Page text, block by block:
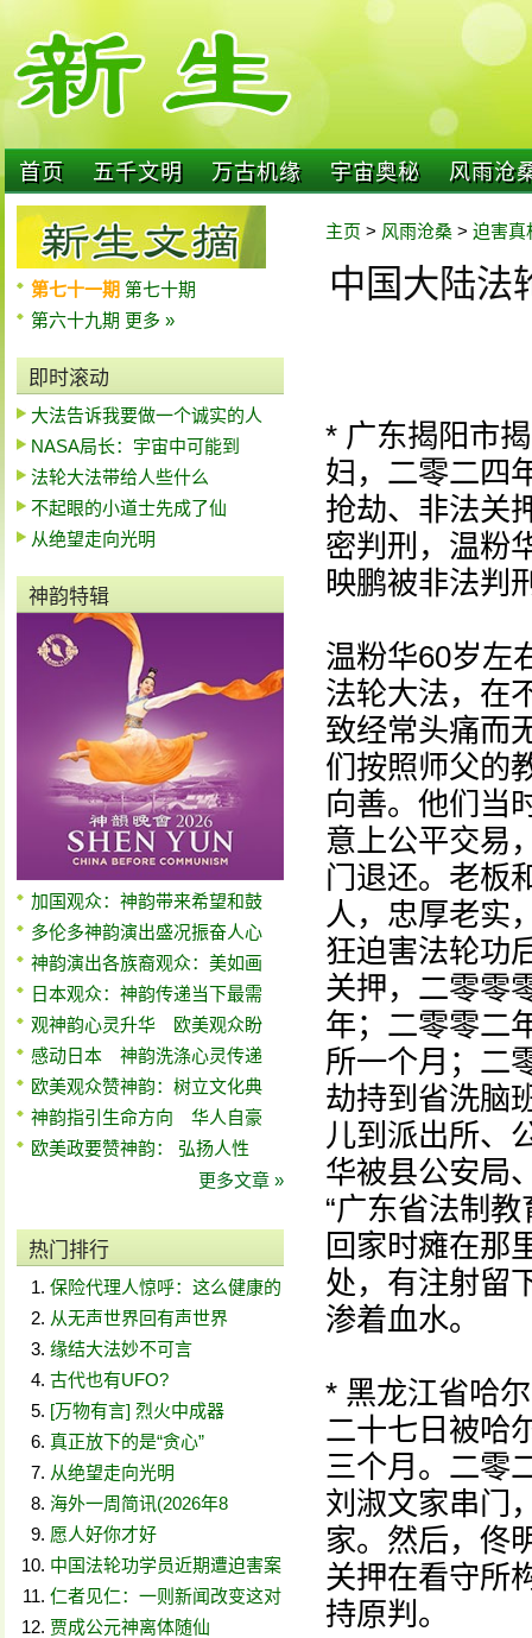
首页 五千文明 万古机缘 宇宙奥秘 风雨沧
第七十一期 第七十期
第六十九期 更多 »
即时滚动
大法告诉我要做一个诚实的人
NASA局长：宇宙中可能到
法轮大法带给人些什么
不起眼的小道士先成了仙
从绝望走向光明
神韵特辑
加国观众：神韵带来希望和鼓
多伦多神韵演出盛况振奋人心
神韵演出各族裔观众：美如画
日本观众：神韵传递当下最需
观神韵心灵升华 欧美观众盼
感动日本 神韵洗涤心灵传递
欧美观众赞神韵：树立文化典
神韵指引生命方向 华人自豪
欧美政要赞神韵： 弘扬人性
更多文章 »
热门排行
保险代理人惊呼：这么健康的
从无声世界回有声世界
缘结大法妙不可言
古代也有UFO?
[万物有言] 烈火中成器
真正放下的是“贪心”
从绝望走向光明
海外一周简讯(2026年8
愿人好你才好
中国法轮功学员近期遭迫害案
仁者见仁：一则新闻改变这对
贾成公元神离体随仙
主页 > 风雨沧桑 > 迫害真
中国大陆法
* 广东揭阳市
妇，二零二四
抢劫、非法关
密判刑，温粉
映鹏被非法判
温粉华60岁左
法轮大法，在
致经常头痛而
们按照师父的
向善。他们当
意上公平交易
门退还。老板
人，忠厚老实
狂迫害法轮功
关押，二零零
年；二零零二
所一个月；二
劫持到省洗脑
儿到派出所、
华被县公安局
“广东省法制
回家时瘫在那
处，有注射留
渗着血水。
* 黑龙江省哈
二十七日被哈
三个月。二零
刘淑文家串门
家。然后，佟
关押在看守所
持原判。